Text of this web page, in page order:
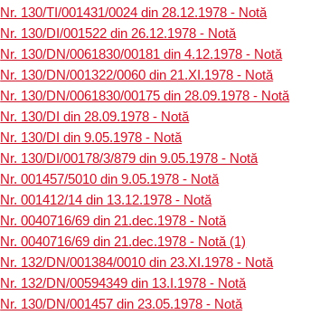
Nr. 130/TI/001431/0024 din 28.12.1978 - Notă
Nr. 130/DI/001522 din 26.12.1978 - Notă
Nr. 130/DN/0061830/00181 din 4.12.1978 - Notă
Nr. 130/DN/001322/0060 din 21.XI.1978 - Notă
Nr. 130/DN/0061830/00175 din 28.09.1978 - Notă
Nr. 130/DI din 28.09.1978 - Notă
Nr. 130/DI din 9.05.1978 - Notă
Nr. 130/DI/00178/3/879 din 9.05.1978 - Notă
Nr. 001457/5010 din 9.05.1978 - Notă
Nr. 001412/14 din 13.12.1978 - Notă
Nr. 0040716/69 din 21.dec.1978 - Notă
Nr. 0040716/69 din 21.dec.1978 - Notă (1)
Nr. 132/DN/001384/0010 din 23.XI.1978 - Notă
Nr. 132/DN/00594349 din 13.I.1978 - Notă
Nr. 130/DN/001457 din 23.05.1978 - Notă